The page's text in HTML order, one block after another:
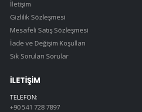
İletişim
Gizlilik Sözleşmesi
Mesafeli Satış Sözleşmesi
İade ve Değişim Koşulları
Sık Sorulan Sorular
İLETIŞIM
TELEFON:
+90 541 728 7897